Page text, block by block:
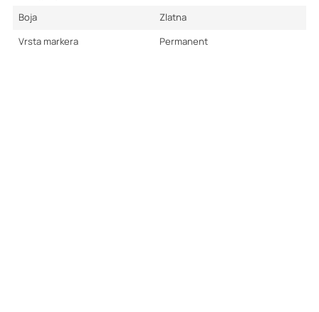
Boja
Zlatna
Vrsta markera
Permanent